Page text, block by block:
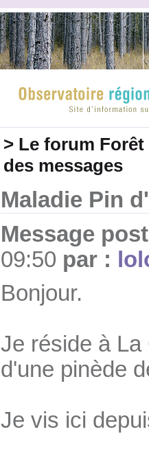
> Le forum
des messages
Maladie Pin
Message
09:50 par :
Bonjour.
Je réside à La
d'une pinède
Je vis ici